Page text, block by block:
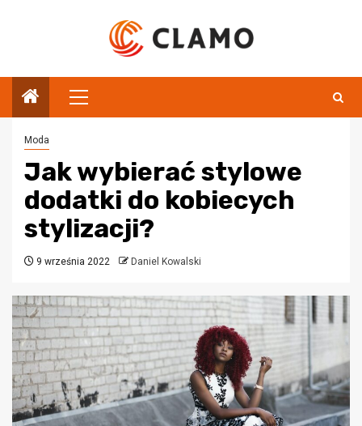
Menu
główne
Moda
Jak wybierać stylowe
dodatki do kobiecych
stylizacji?
9 września 2022 Daniel Kowalski